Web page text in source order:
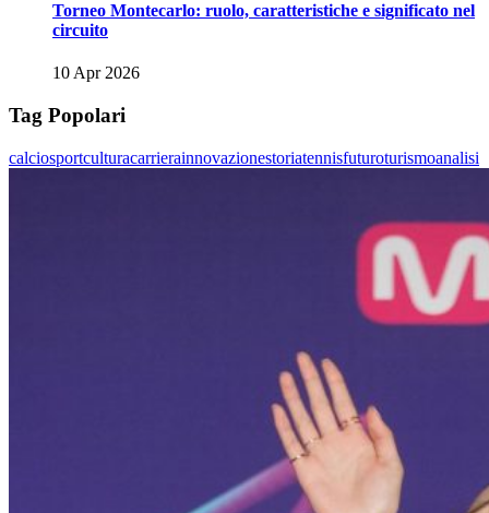
Torneo Montecarlo: ruolo, caratteristiche e significato nel
circuito
10 Apr 2026
Tag Popolari
calciosportculturacarrierainnovazionestoriatennisfuturoturismoanalisi